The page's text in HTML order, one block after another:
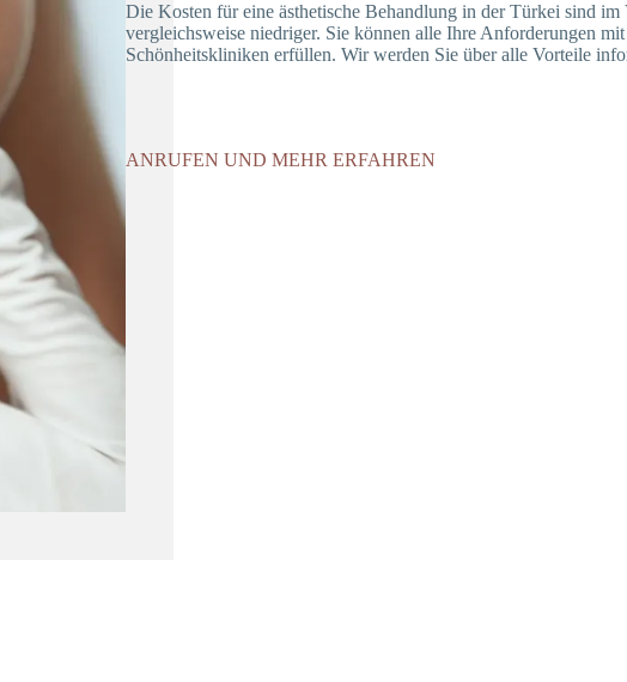
Die Kosten für eine ästhetische Behandlung in der Türkei sind im
vergleichsweise niedriger. Sie können alle Ihre Anforderungen
Schönheitskliniken erfüllen. Wir werden Sie über alle Vorteile
ANRUFEN UND MEHR ERFAHREN